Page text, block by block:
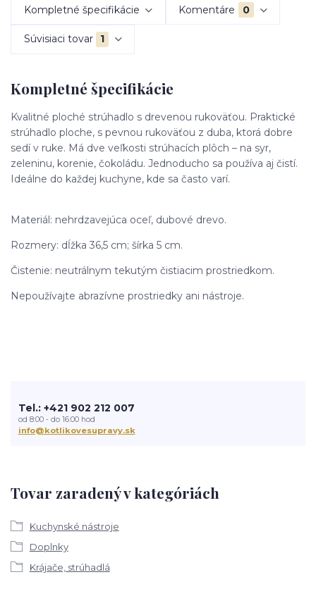
Kompletné špecifikácie Komentáre 0
Súvisiaci tovar 1
Kompletné špecifikácie
Kvalitné ploché strúhadlo s drevenou rukoväťou. Praktické
strúhadlo ploche, s pevnou rukoväťou z duba, ktorá dobre
sedí v ruke. Má dve veľkosti strúhacích plôch – na syr,
zeleninu, korenie, čokoládu. Jednoducho sa používa aj čistí.
Ideálne do každej kuchyne, kde sa často varí.
Materiál: nehrdzavejúca oceľ, dubové drevo.
Rozmery: dĺžka 36,5 cm; šírka 5 cm.
Čistenie: neutrálnym tekutým čistiacim prostriedkom.
Nepoužívajte abrazívne prostriedky ani nástroje.
Tovar zaradený v kategóriách
Kuchynské nástroje
Doplnky
Krájače, strúhadlá
Tel.: +421 902 212 007
od 8:00 - do 16:00 hod
info@kotlikovesupravy.sk